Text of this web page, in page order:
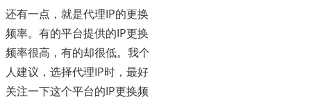
还有一点，就是代理IP的更换
频率。有的平台提供的IP更换
频率很高，有的却很低。我个
人建议，选择代理IP时，最好
关注一下这个平台的IP更换频